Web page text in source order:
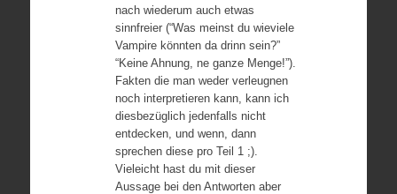
nach wiederum auch etwas
sinnfreier (“Was meinst du wieviele
Vampire könnten da drinn sein?”
“Keine Ahnung, ne ganze Menge!”).
Fakten die man weder verleugnen
noch interpretieren kann, kann ich
diesbezüglich jedenfalls nicht
entdecken, und wenn, dann
sprechen diese pro Teil 1 ;).
Vieleicht hast du mit dieser
Aussage bei den Antworten aber